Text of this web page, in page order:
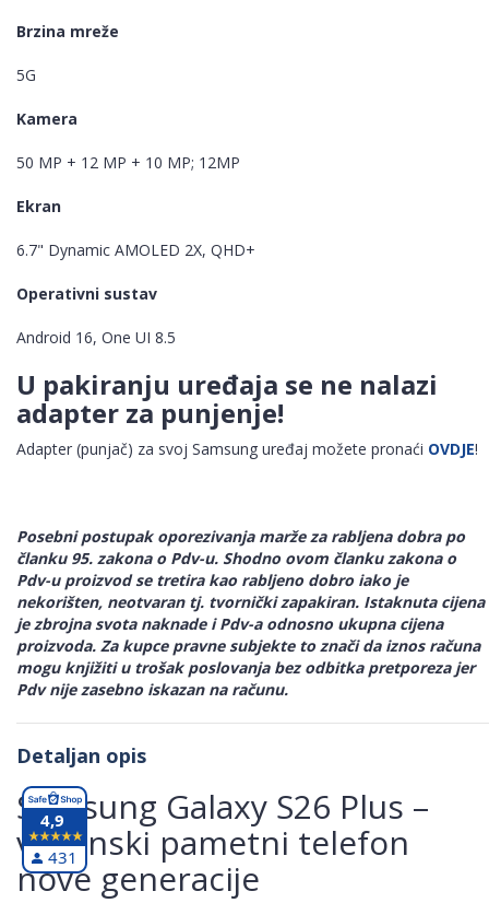
Brzina mreže
5G
Kamera
50 MP + 12 MP + 10 MP; 12MP
Ekran
6.7" Dynamic AMOLED 2X, QHD+
Operativni sustav
Android 16, One UI 8.5
U pakiranju uređaja se ne nalazi
adapter za punjenje!
Adapter (punjač) za svoj Samsung uređaj možete pronaći OVDJE!
Posebni postupak oporezivanja marže za rabljena dobra po
članku 95. zakona o Pdv-u. Shodno ovom članku zakona o
Pdv-u proizvod se tretira kao rabljeno dobro iako je
nekorišten, neotvaran tj. tvornički zapakiran. Istaknuta cijena
je zbrojna svota naknade i Pdv-a odnosno ukupna cijena
proizvoda. Za kupce pravne subjekte to znači da iznos računa
mogu knjižiti u trošak poslovanja bez odbitka pretporeza jer
Pdv nije zasebno iskazan na računu.
Detaljan opis
Samsung Galaxy S26 Plus –
vrhunski pametni telefon
nove generacije
4,9
431